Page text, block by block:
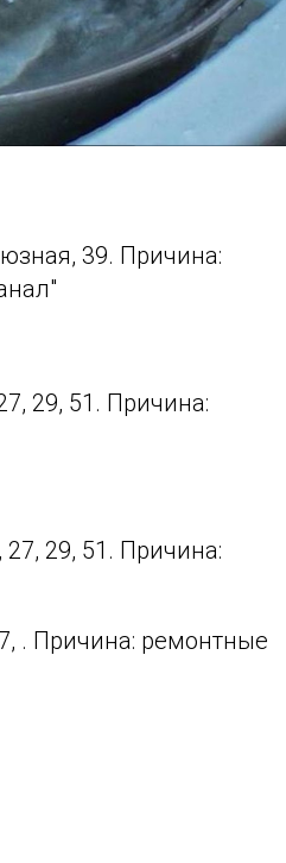
39. Причина:
29, 51. Причина:
29, 51. Причина:
. Причина: ремонтные